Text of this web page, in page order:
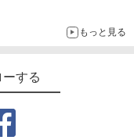
もっと見る
する